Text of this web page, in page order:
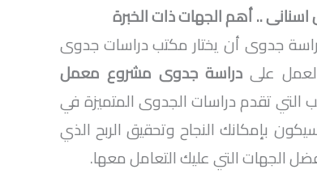
.. أهم الجهات ذات الخبرة
جدوى أن يختار مكتب دراسات جدوى
علىدراسة جدوى مشروع معمل
التي تقدم دراسات الجدوى المتميزة في
بإمكانك النجاح وتحقيق الربح الذي
الجهات التي عليك التعامل معها.